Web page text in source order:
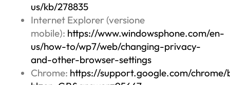
us/kb/278835
Internet Explorer (versione
mobile): https://www.windowsphone.com/en-
us/how-to/wp7/web/changing-privacy-
and-other-browser-settings
Chrome: https://support.google.com/chrome/